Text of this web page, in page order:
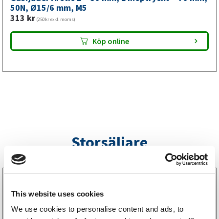
This website uses cookies
We use cookies to personalise content and ads, to
mm,
M5
mängd
50N, Ø15/6 mm, M5
313 kr (250kr exkl. moms)
Köp online
Storsäljare
LGF Skylt Självhäftande